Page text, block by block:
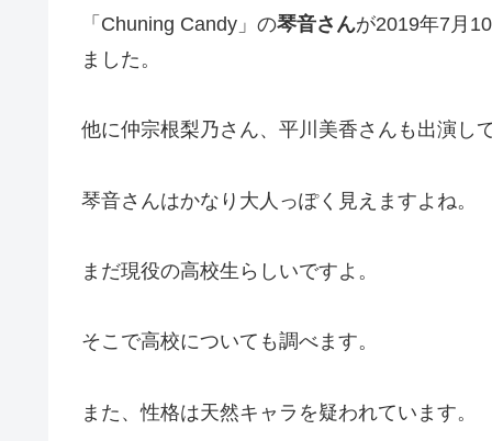
「Chuning Candy」の琴音さんが2019年7月
ました。
他に仲宗根梨乃さん、平川美香さんも出演し
琴音さんはかなり大人っぽく見えますよね。
まだ現役の高校生らしいですよ。
そこで高校についても調べます。
また、性格は天然キャラを疑われています。